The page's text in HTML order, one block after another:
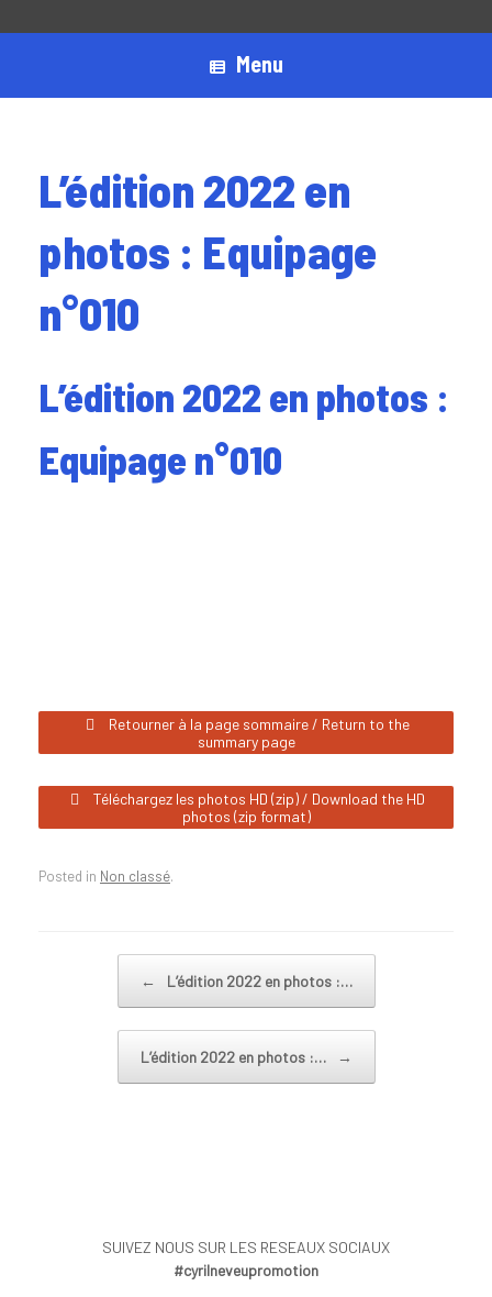
Menu
L’édition 2022 en
photos : Equipage
n°010
L’édition 2022 en photos :
Equipage n°010
Retourner à la page sommaire / Return to the
summary page
Téléchargez les photos HD (zip) / Download the HD
photos (zip format)
Posted in Non classé.
← L’édition 2022 en photos :…
L’édition 2022 en photos :… →
SUIVEZ NOUS SUR LES RESEAUX SOCIAUX
#cyrilneveupromotion